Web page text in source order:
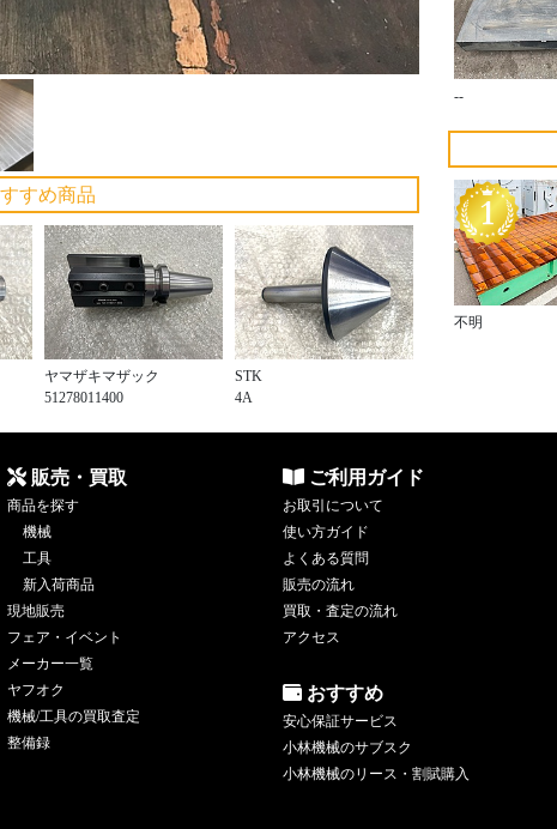
すめ商品
ヤマザキマザック
51278011400
STK
4A
--
不明
販売・買取
商品を探す
機械
工具
新入荷商品
現地販売
フェア・イベント
メーカー一覧
ヤフオク
機械/工具の買取査定
整備録
ご利用ガイド
お取引について
使い方ガイド
よくある質問
販売の流れ
買取・査定の流れ
アクセス
おすすめ
安心保証サービス
小林機械のサブスク
小林機械のリース・割賦購入